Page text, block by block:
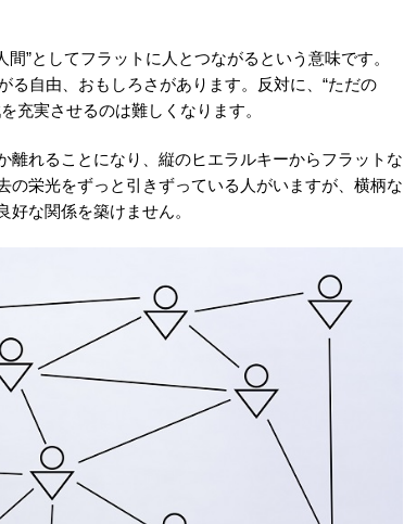
間”としてフラットに人とつながるという意味です。
る自由、おもしろさがあります。反対に、“ただの
充実させるのは難しくなります。
離れることになり、縦のヒエラルキーからフラットな
の栄光をずっと引きずっている人がいますが、横柄な
な関係を築けません。